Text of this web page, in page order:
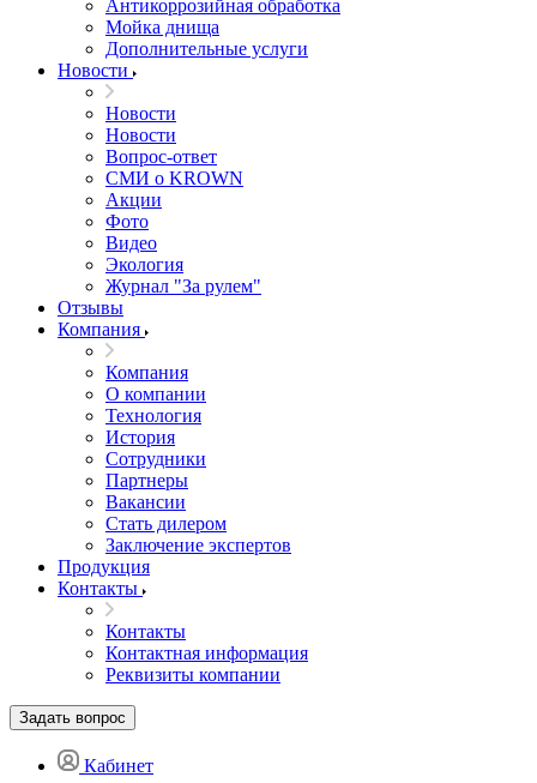
Антикоррозийная обработка
Мойка днища
Дополнительные услуги
Новости
Новости
Новости
Вопрос-ответ
СМИ о KROWN
Акции
Фото
Видео
Экология
Журнал "За рулем"
Отзывы
Компания
Компания
О компании
Технология
История
Сотрудники
Партнеры
Вакансии
Стать дилером
Заключение экспертов
Продукция
Контакты
Контакты
Контактная информация
Реквизиты компании
Задать вопрос
Кабинет